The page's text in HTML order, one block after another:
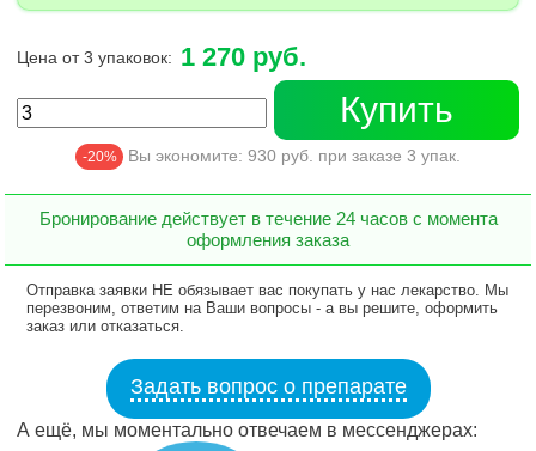
Цена от 3 упаковок: 1 270 руб.
Купить
-20% Вы экономите: 930 руб. при заказе 3 упак.
Бронирование действует в течение 24 часов с момента
оформления заказа
Отправка заявки НЕ обязывает вас покупать у нас лекарство. Мы
перезвоним, ответим на Ваши вопросы - а вы решите, оформить
заказ или отказаться.
Задать вопрос о препарате
А ещё, мы моментально отвечаем в мессенджерах: